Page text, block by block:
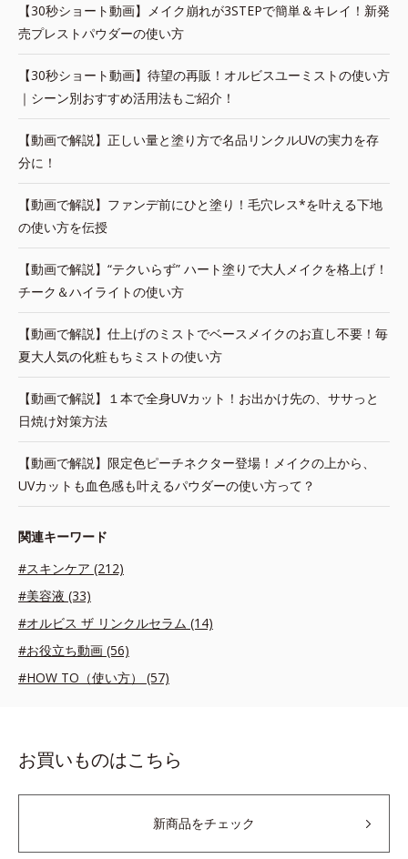
【30秒ショート動画】メイク崩れが3STEPで簡単＆キレイ！新発
売プレストパウダーの使い方
【30秒ショート動画】待望の再販！オルビスユーミストの使い方
｜シーン別おすすめ活用法もご紹介！
【動画で解説】正しい量と塗り方で名品リンクルUVの実力を存
分に！
【動画で解説】ファンデ前にひと塗り！毛穴レス*を叶える下地
の使い方を伝授
【動画で解説】“テクいらず” ハート塗りで大人メイクを格上げ！
チーク＆ハイライトの使い方
【動画で解説】仕上げのミストでベースメイクのお直し不要！毎
夏大人気の化粧もちミストの使い方
【動画で解説】１本で全身UVカット！お出かけ先の、ササっと
日焼け対策方法
【動画で解説】限定色ピーチネクター登場！メイクの上から、
UVカットも血色感も叶えるパウダーの使い方って？
関連キーワード
#スキンケア (212)
#美容液 (33)
#オルビス ザ リンクルセラム (14)
#お役立ち動画 (56)
#HOW TO（使い方） (57)
お買いものはこちら
新商品をチェック